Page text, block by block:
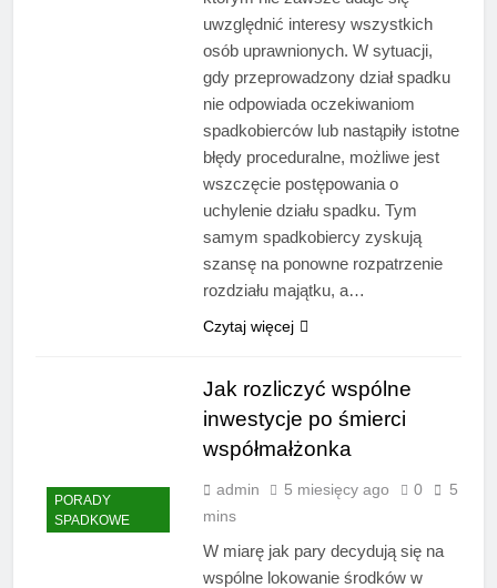
uwzględnić interesy wszystkich
osób uprawnionych. W sytuacji,
gdy przeprowadzony dział spadku
nie odpowiada oczekiwaniom
spadkobierców lub nastąpiły istotne
błędy proceduralne, możliwe jest
wszczęcie postępowania o
uchylenie działu spadku. Tym
samym spadkobiercy zyskują
szansę na ponowne rozpatrzenie
rozdziału majątku, a…
Czytaj więcej
PORADY
SPADKOWE
Jak rozliczyć wspólne
inwestycje po śmierci
współmałżonka
admin 5 miesięcy ago 0
5
mins
W miarę jak pary decydują się na
wspólne lokowanie środków w